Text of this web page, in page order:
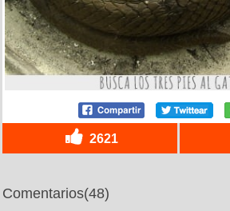
2621
Comentarios(48)